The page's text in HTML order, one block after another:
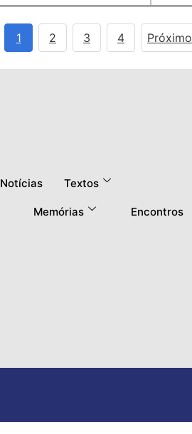
1 2 3 4 Próximo
Notícias Textos
Memórias Encontros